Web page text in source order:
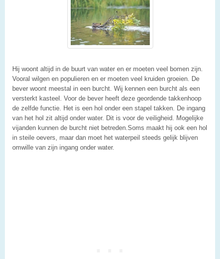
Hij woont altijd in de buurt van water en er moeten veel bomen zijn.
Vooral wilgen en populieren en er moeten veel kruiden groeien. De
bever woont meestal in een burcht. Wij kennen een burcht als een
versterkt kasteel. Voor de bever heeft deze geordende takkenhoop
de zelfde functie. Het is een hol onder een stapel takken. De ingang
van het hol zit altijd onder water. Dit is voor de veiligheid. Mogelijke
vijanden kunnen de burcht niet betreden.Soms maakt hij ook een hol
in steile oevers, maar dan moet het waterpeil steeds gelijk blijven
omwille van zijn ingang onder water.